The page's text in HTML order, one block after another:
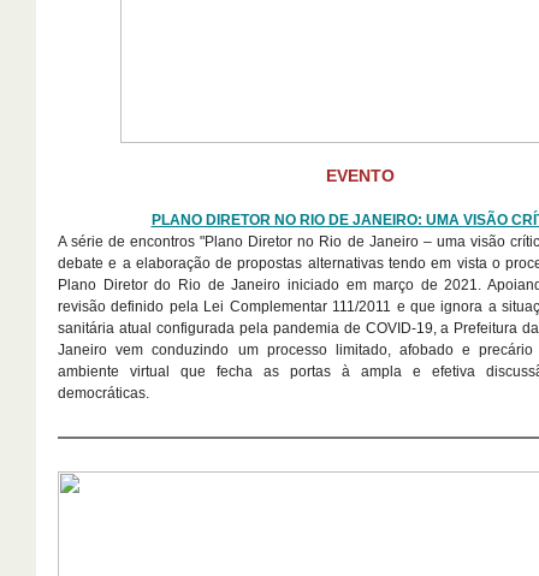
EVENTO
PLANO DIRETOR NO RIO DE JANEIRO: UMA VISÃO
A série de encontros "Plano Diretor no Rio de Janeiro – uma visão
debate e a elaboração de propostas alternativas tendo em vista o
Plano Diretor do Rio de Janeiro iniciado em março de 2021.
revisão definido pela Lei Complementar 111/2011 e que ignora a
sanitária atual configurada pela pandemia de COVID-19, a Prefeitura
Janeiro vem conduzindo um processo limitado, afobado e
ambiente virtual que fecha as portas à ampla e efetiva
democráticas.